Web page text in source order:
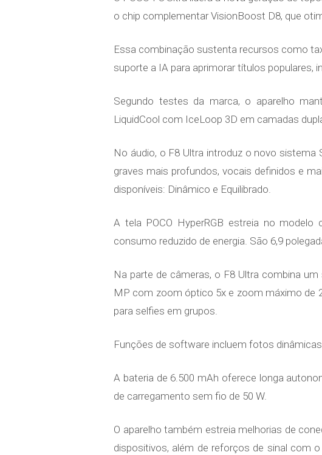
o chip complementar VisionBoost D8, que
Essa combinação sustenta recursos como
suporte a IA para aprimorar títulos populares,
Segundo testes da marca, o aparelho
LiquidCool com IceLoop 3D em camadas
No áudio, o F8 Ultra introduz o novo
graves mais profundos, vocais definidos e
disponíveis: Dinâmico e Equilibrado.
A tela POCO HyperRGB estreia no
consumo reduzido de energia. São 6,9
Na parte de câmeras, o F8 Ultra combina
MP com zoom óptico 5x e zoom máximo de
para selfies em grupos.
Funções de software incluem fotos
A bateria de 6.500 mAh oferece longa
de carregamento sem fio de 50 W.
O aparelho também estreia melhorias de
dispositivos, além de reforços de sinal com